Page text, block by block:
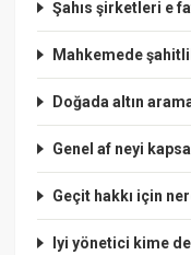
Şahıs şirketleri e
Mahkemede
Doğada altın
Genel af neyi
Geçit hakkı için
Iyi yönetici kime